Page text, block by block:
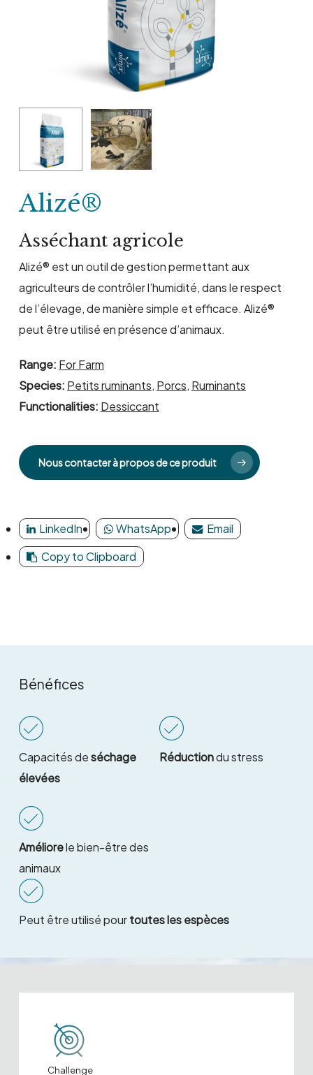
Alizé®
Asséchant agricole
Alizé® est un outil de gestion permettant aux
agriculteurs de contrôler l’humidité, dans le respect
de l’élevage, de manière simple et efficace. Alizé®
peut être utilisé en présence d’animaux.
Range: For Farm
Species: Petits ruminants, Porcs, Ruminants
Functionalities: Dessiccant
Nous contacter à propos de ce produit
LinkedIn WhatsApp
Email
Copy to Clipboard
Bénéfices
Capacités deséchage
élevées
Réductiondu stress
Améliorele bien-être des
animaux
Peut être utilisé pourtoutes les espèces
Challenge